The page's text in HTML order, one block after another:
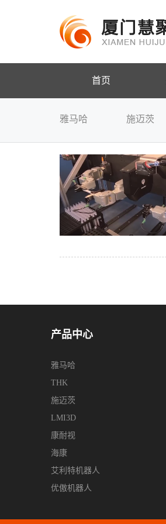
首页
雅马哈 施迈茨
产品中心
雅马哈
THK
施迈茨
LMI3D
康耐视
海康
艾利特机器人
优傲机器人